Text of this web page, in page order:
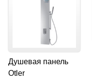
Душевая панель
Otler